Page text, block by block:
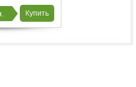
Купить